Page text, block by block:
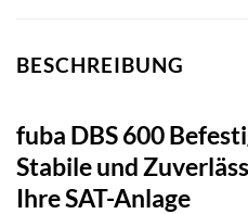
BESCHREIBUNG
fuba DBS 600
Stabile und
Ihre SAT-Anlage